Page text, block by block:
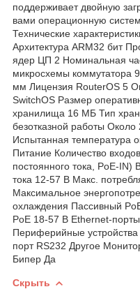
поддерживает двойную
вами операционную
Технические
Архитектура ARM32 бит
ядер ЦП 2 Номинальная
микросхемы коммутатора
мм Лицензия RouterOS 5
SwitchOS Размер
хранилища 16 МБ Тип
безотказной работы
Испытанная температура
Питание Количество
постоянного тока, PoE-
тока 12-57 В Макс.
Максимальное
охлаждения Пассивный
PoE 18-57 В Ethernet-
Периферийные
порт RS232 Другое
Бипер Да
Скрыть